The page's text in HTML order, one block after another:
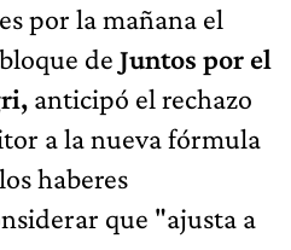
por la mañana el
de Juntos por el
anticipó el rechazo
a la nueva fórmula
haberes
que "ajusta a